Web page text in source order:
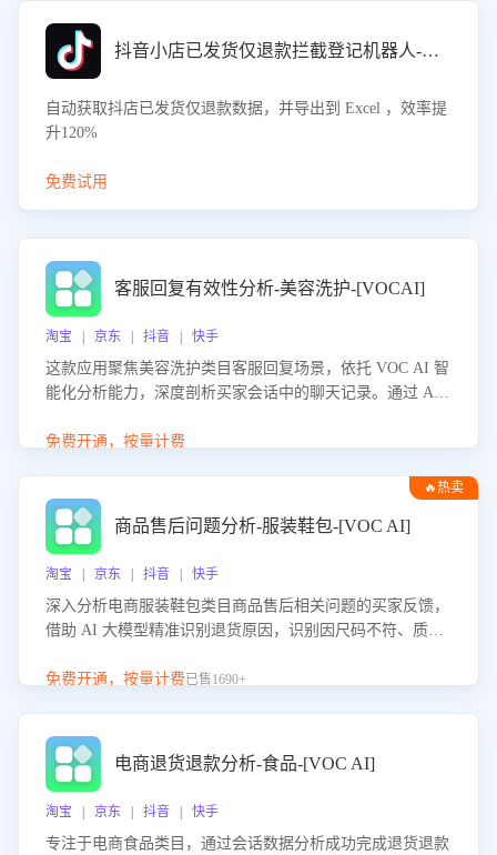
抖音小店已发货仅退款拦截登记机器人-八爪鱼
自动获取抖店已发货仅退款数据，并导出到 Excel ，效率提
升120%
免费试用
客服回复有效性分析-美容洗护-[VOCAI]
淘宝 | 京东 | 抖音 | 快手
这款应用聚焦美容洗护类目客服回复场景，依托 VOC AI 智
能化分析能力，深度剖析买家会话中的聊天记录。通过 AI
答的有效性与完整性，输出针对性改进策略，助力商家快速
免费开通，按量计费
🔥热卖
商品售后问题分析-服装鞋包-[VOC AI]
淘宝 | 京东 | 抖音 | 快手
深入分析电商服装鞋包类目商品售后相关问题的买家反馈，
借助 AI 大模型精准识别退货原因，识别因尺码不符、质量
议，助力商家优化产品或服务，实现销售额的显著提升。
免费开通，按量计费已售1690+
电商退货退款分析-食品-[VOC AI]
淘宝 | 京东 | 抖音 | 快手
专注于电商食品类目，通过会话数据分析成功完成退货退款